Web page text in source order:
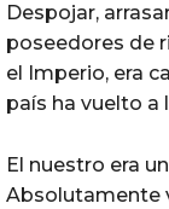
Despojar,
poseedores de
el Imperio, era
país ha vuelto a
El nuestro era
Absolutamente